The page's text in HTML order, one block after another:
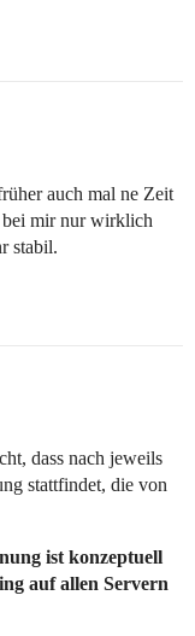
auch mal ne Zeit
mir nur wirklich
stabil.
dass nach jeweils
stattfindet, die von
ist konzeptuell
auf allen Servern